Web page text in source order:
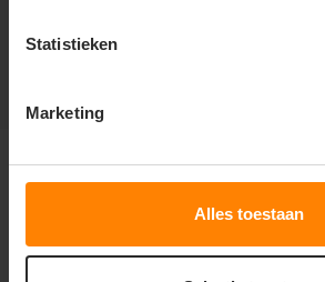
Statistieken
Marketing
Alles toestaan
Klantenservice